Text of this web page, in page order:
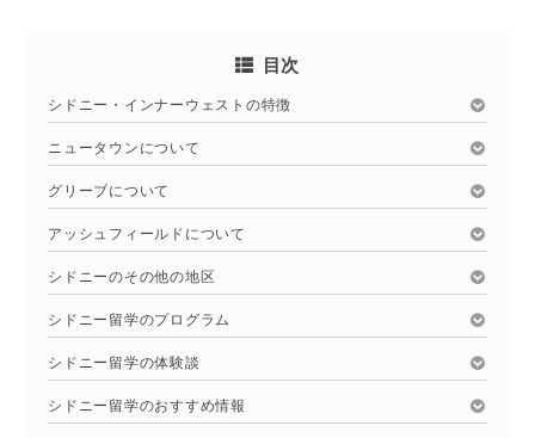
目次
シドニー・インナーウェストの特徴
ニュータウンについて
グリーブについて
アッシュフィールドについて
シドニーのその他の地区
シドニー留学のプログラム
シドニー留学の体験談
シドニー留学のおすすめ情報